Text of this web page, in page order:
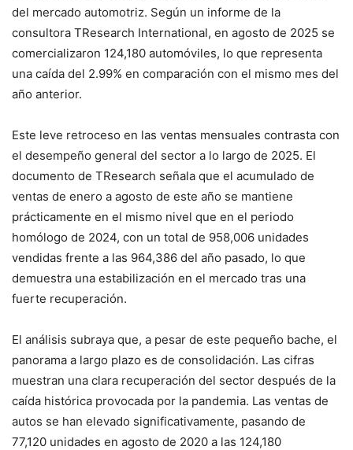
del mercado automotriz. Según un informe de la
consultora TResearch International, en agosto de 2025 se
comercializaron 124,180 automóviles, lo que representa
una caída del 2.99% en comparación con el mismo mes del
año anterior.
Este leve retroceso en las ventas mensuales contrasta con
el desempeño general del sector a lo largo de 2025. El
documento de TResearch señala que el acumulado de
ventas de enero a agosto de este año se mantiene
prácticamente en el mismo nivel que en el periodo
homólogo de 2024, con un total de 958,006 unidades
vendidas frente a las 964,386 del año pasado, lo que
demuestra una estabilización en el mercado tras una
fuerte recuperación.
El análisis subraya que, a pesar de este pequeño bache, el
panorama a largo plazo es de consolidación. Las cifras
muestran una clara recuperación del sector después de la
caída histórica provocada por la pandemia. Las ventas de
autos se han elevado significativamente, pasando de
77,120 unidades en agosto de 2020 a las 124,180